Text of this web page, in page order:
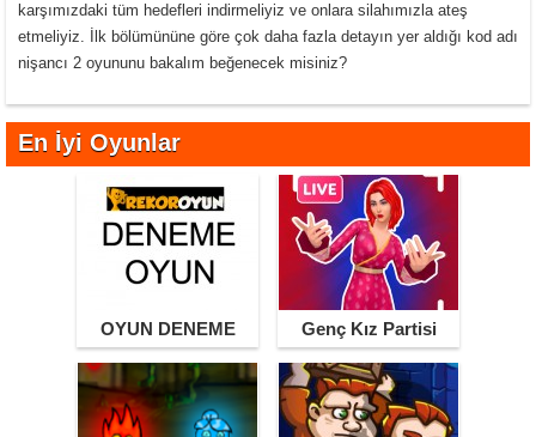
karşımızdaki tüm hedefleri indirmeliyiz ve onlara silahımızla ateş
etmeliyiz. İlk bölümününe göre çok daha fazla detayın yer aldığı kod adı
nişancı 2 oyununu bakalım beğenecek misiniz?
En İyi Oyunlar
OYUN DENEME Genç Kız Partisi